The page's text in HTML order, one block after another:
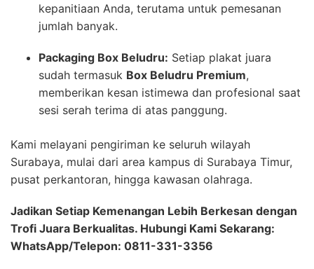
kepanitiaan Anda, terutama untuk pemesanan
jumlah banyak.
Packaging Box Beludru: Setiap plakat juara
sudah termasuk Box Beludru Premium,
memberikan kesan istimewa dan profesional saat
sesi serah terima di atas panggung.
Kami melayani pengiriman ke seluruh wilayah
Surabaya, mulai dari area kampus di Surabaya Timur,
pusat perkantoran, hingga kawasan olahraga.
Jadikan Setiap Kemenangan Lebih Berkesan dengan
Trofi Juara Berkualitas. Hubungi Kami Sekarang:
WhatsApp/Telepon: 0811-331-3356